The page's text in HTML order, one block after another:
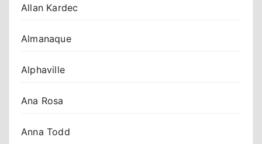
Allan Kardec
Almanaque
Alphaville
Ana Rosa
Anna Todd